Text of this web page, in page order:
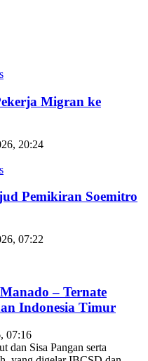
Migran ke
20:24
Pemikiran Soemitro
07:22
– Ternate
Indonesia Timur
07:16